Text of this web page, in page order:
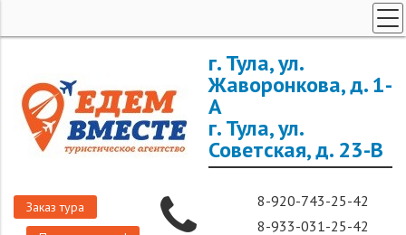
г. Тула, ул.
Жаворонкова, д. 1-
А
г. Тула, ул.
Советская, д. 23-В
Заказ тура
8-920-743-25-42
8-933-031-25-42
ЗАРУБЕЖНЫЕ ТУРЫ
ТУРЫ ДЛЯ ГРУПП
ГОРЯЩИЕ ТУРЫ
О КОМПАНИИ